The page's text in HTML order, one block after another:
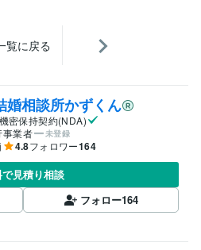
覧に戻る
婚相談所かずくん
機密保持契約(NDA)
事業者
未登録
4.8フォロワー164
見積り相談
フォロー164